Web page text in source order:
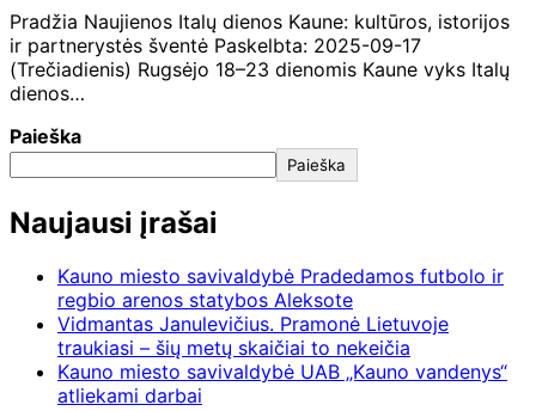
Pradžia Naujienos Italų dienos Kaune: kultūros, istorijos
ir partnerystės šventė Paskelbta: 2025-09-17
(Trečiadienis) Rugsėjo 18–23 dienomis Kaune vyks Italų
dienos…
Paieška
Paieška
Naujausi įrašai
Kauno miesto savivaldybė Pradedamos futbolo ir
regbio arenos statybos Aleksote
Vidmantas Janulevičius. Pramonė Lietuvoje
traukiasi – šių metų skaičiai to nekeičia
Kauno miesto savivaldybė UAB „Kauno vandenys“
atliekami darbai